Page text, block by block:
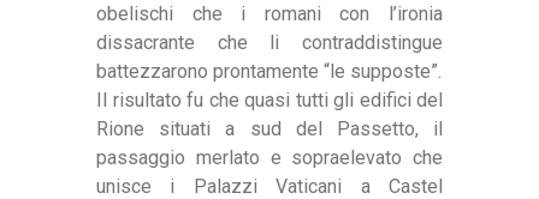
obelischi che i romani con l’ironia
dissacrante che li contraddistingue
battezzarono prontamente “le supposte”.
Il risultato fu che quasi tutti gli edifici del
Rione situati a sud del Passetto, il
passaggio merlato e sopraelevato che
unisce i Palazzi Vaticani a Castel